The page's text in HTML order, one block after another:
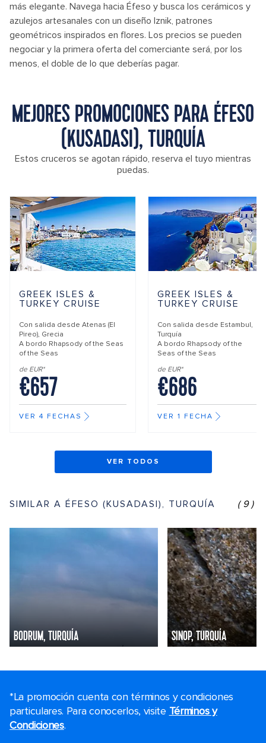
más elegante. Navega hacia Éfeso y busca los cerámicos y
azulejos artesanales con un diseño Iznik, patrones
geométricos inspirados en flores. Los precios se pueden
negociar y la primera oferta del comerciante será, por los
menos, el doble de lo que deberías pagar.
MEJORES PROMOCIONES PARA ÉFESO
(KUSADASI), TURQUÍA
Estos cruceros se agotan rápido, reserva el tuyo mientras
puedas.
GREEK ISLES &
TURKEY CRUISE
Con salida desde Atenas (El
Pireo), Grecia
A bordo Rhapsody of the Seas
of the Seas
de EUR*
€657
VER 4 FECHAS
GREEK ISLES &
TURKEY CRUISE
Con salida desde Estambul,
Turquía
A bordo Rhapsody of the
Seas of the Seas
de EUR*
€686
VER 1 FECHA
VER TODOS
SIMILAR A ÉFESO (KUSADASI), TURQUÍA (9)
BODRUM, TURQUÍA SINOP, TURQUÍA
*La promoción cuenta con términos y condiciones
particulares. Para conocerlos, visite Términos y
Condiciones.